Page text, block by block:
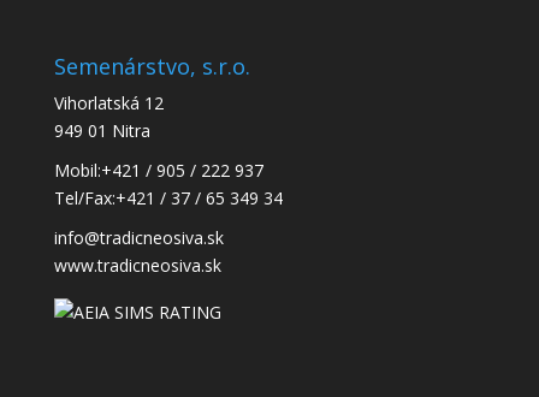
Semenárstvo, s.r.o.
Vihorlatská 12
949 01 Nitra
Mobil:+421 / 905 / 222 937
Tel/Fax:+421 / 37 / 65 349 34
info@tradicneosiva.sk
www.tradicneosiva.sk